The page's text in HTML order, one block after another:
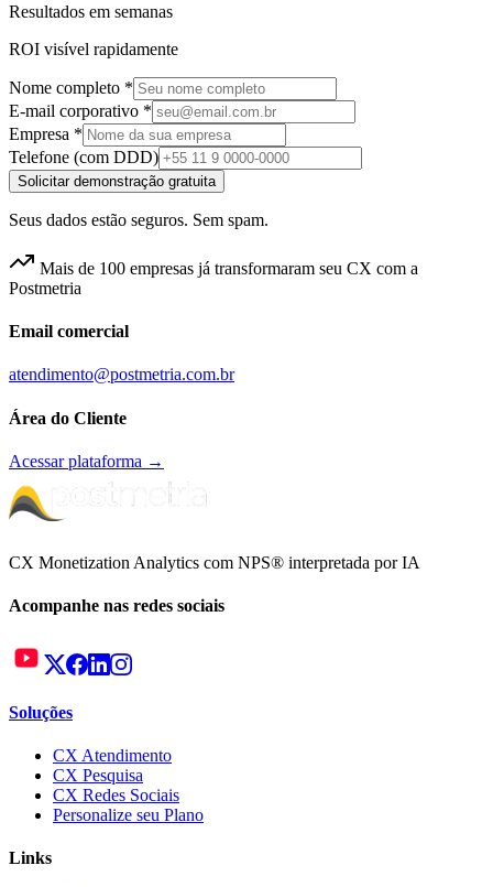
Resultados em semanas
ROI visível rapidamente
Nome completo *
E-mail corporativo *
Empresa *
Telefone (com DDD)
Solicitar demonstração gratuita
Seus dados estão seguros. Sem spam.
Mais de 100 empresas já transformaram seu CX com a
Postmetria
Email comercial
atendimento@postmetria.com.br
Área do Cliente
Acessar plataforma →
CX Monetization Analytics com NPS® interpretada por IA
Acompanhe nas redes sociais
Soluções
CX Atendimento
CX Pesquisa
CX Redes Sociais
Personalize seu Plano
Links